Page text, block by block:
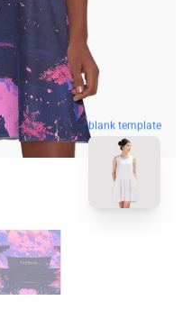
blank template